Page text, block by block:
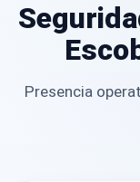
Presencia